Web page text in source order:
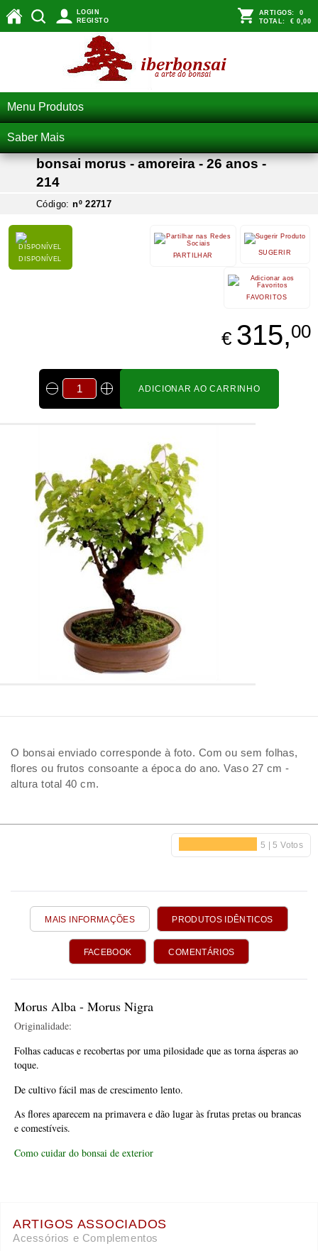
LOGIN
REGISTO
ARTIGOS: 0
TOTAL: € 0,00
Menu Produtos
Saber Mais
bonsai morus - amoreira - 26 anos -
214
Código:nº 22717
DISPONÍVEL
SUGERIR
PARTILHAR
FAVORITOS
€ 315,00
ADICIONAR AO CARRINHO
O bonsai enviado corresponde à foto. Com ou sem folhas,
flores ou frutos consoante a época do ano. Vaso 27 cm -
altura total 40 cm.
MAIS INFORMAÇÕES PRODUTOS IDÊNTICOS
FACEBOOK COMENTÁRIOS
Morus Alba - Morus Nigra
Originalidade:
Folhas caducas e recobertas por uma pilosidade que as torna ásperas ao
toque.
De cultivo fácil mas de crescimento lento.
As flores aparecem na primavera e dão lugar às frutas pretas ou brancas
e comestíveis.
Como cuidar do bonsai de exterior
ARTIGOS ASSOCIADOS
Acessórios e Complementos